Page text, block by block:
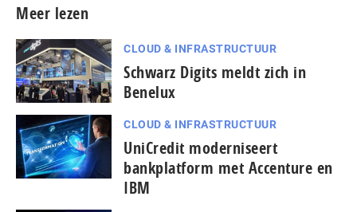
Meer lezen
CLOUD & INFRASTRUCTUUR
Schwarz Digits meldt zich in
Benelux
CLOUD & INFRASTRUCTUUR
UniCredit moderniseert
bankplatform met Accenture en
IBM